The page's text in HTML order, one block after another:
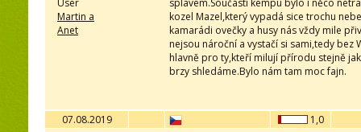
User
Martin a
Anet
splavem.Součástí kempu bylo i něco
kozel Mazel,který vypadá sice trochu
kamarádi ovečky a husy nás vždy mile
nejsou nároční a vystačí si sami,tedy
hlavně pro ty,kteří milují přírodu stejně
brzy shledáme.Bylo nám tam moc fajn.
07.08.2019 1,0